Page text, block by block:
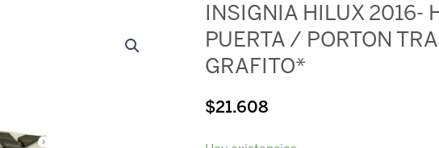
INSIGNIA HILUX 2016-
PUERTA / PORTON
GRAFITO*
$21.608